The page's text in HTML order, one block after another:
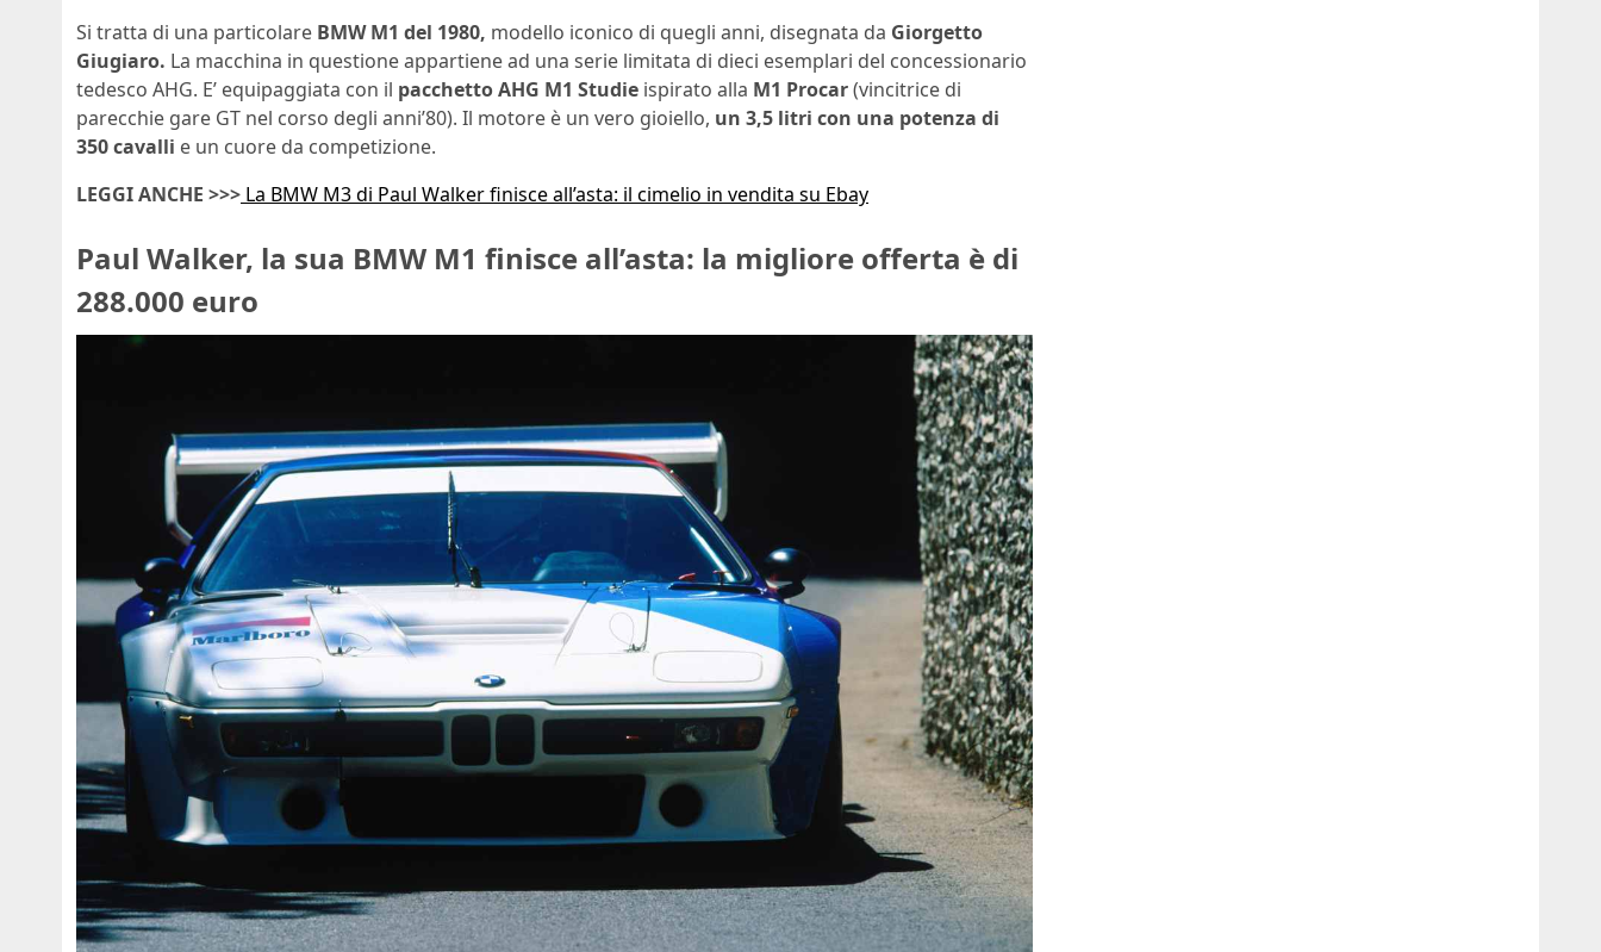
Si tratta di una particolare BMW M1 del 1980, modello iconico di quegli anni, disegnata da Giorgetto
Giugiaro. La macchina in questione appartiene ad una serie limitata di dieci esemplari del concessionario
tedesco AHG. E’ equipaggiata con il pacchetto AHG M1 Studie ispirato alla M1 Procar(vincitrice di
parecchie gare GT nel corso degli anni’80). Il motore è un vero gioiello, un 3,5 litri con una potenza di
350 cavalli e un cuore da competizione.
LEGGI ANCHE >>> La BMW M3 di Paul Walker finisce all’asta: il cimelio in vendita su Ebay
Paul Walker, la sua BMW M1 finisce all’asta: la migliore offerta è di
288.000 euro